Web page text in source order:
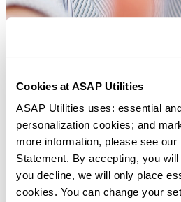
Cookies at ASAP Utilities
ASAP Utilities uses: essential
personalization cookies; and
more information, please see our
Statement. By accepting, you
you decline, we will only place
cookies. You can change your